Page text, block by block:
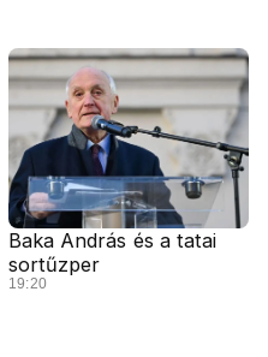
Baka András és a tatai
sortűzper
19:20